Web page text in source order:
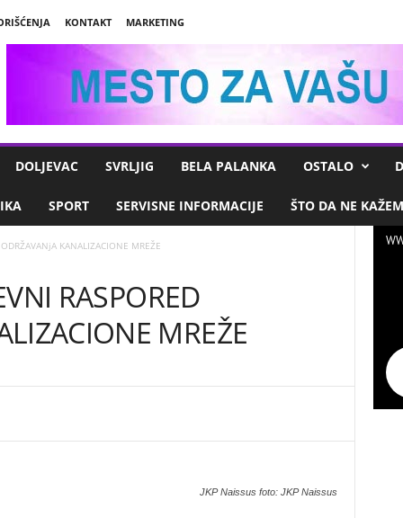
KONTAKT MARKETING
DOLJEVAC SVRLJIG BELA PALANKA OSTALO
SPORT SERVISNE INFORMACIJE ŠTO DA NE KAŽEM
KANALIZACIONE MREŽE
RASPORED
MREŽE
JKP Naissus foto: JKP Naissus